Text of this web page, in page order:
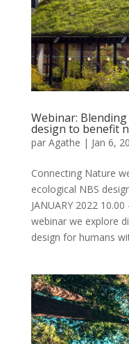
Webinar:
design to benefit
par Agathe | Jan 6,
Connecting Nature
ecological NBS
JANUARY 2022
webinar we explore
design for humans